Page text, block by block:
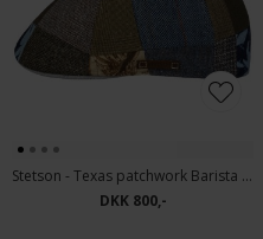
Stetson - Texas patchwork Barista | Kasket Patchwork
DKK 800,-